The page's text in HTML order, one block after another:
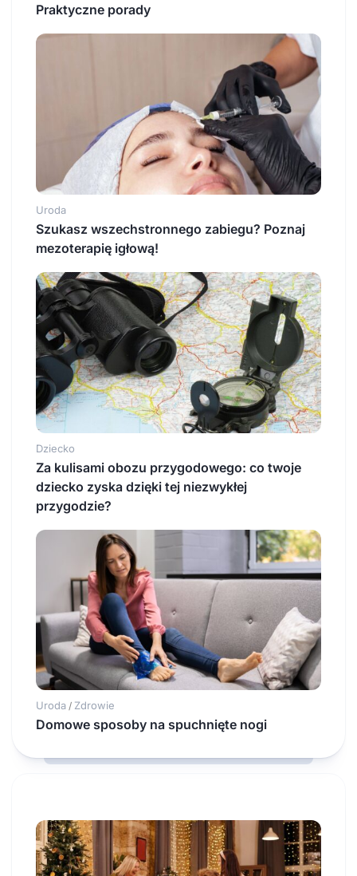
Praktyczne porady
Uroda
Szukasz wszechstronnego zabiegu? Poznaj
mezoterapię igłową!
Dziecko
Za kulisami obozu przygodowego: co twoje
dziecko zyska dzięki tej niezwykłej
przygodzie?
Uroda / Zdrowie
Domowe sposoby na spuchnięte nogi